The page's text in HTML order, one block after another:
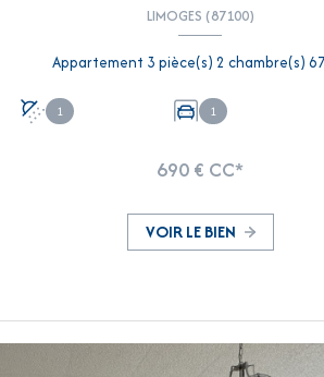
LIMOGES (87100)
1 1
690 € CC*
VOIR LE BIEN